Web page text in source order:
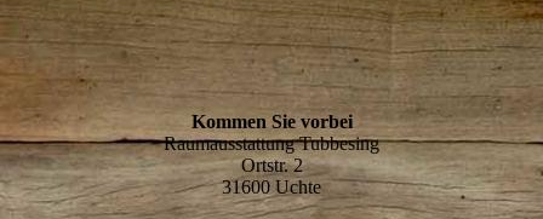
Kommen Sie vorbei
Raumausstattung Tubbesing
Ortstr. 2
31600 Uchte